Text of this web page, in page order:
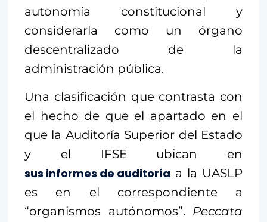
autonomía constitucional y
considerarla como un órgano
descentralizado de la
administración pública.
Una clasificación que contrasta con
el hecho de que el apartado en el
que la Auditoría Superior del Estado
y el IFSE ubican en
sus informes de auditoría a la UASLP
es en el correspondiente a
“organismos autónomos”. Peccata